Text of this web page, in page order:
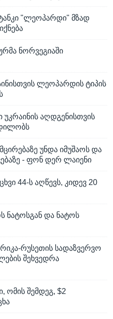
"ლეოპარდი" მზად
ნორვეგიაში
ლეოპარდის ტიპის
უკრაინის აღდგენისთვის
უნდა იმუშაოს და
- ფონ დერ ლაიენი
44-ს აღწევს, კიდევ 20
ნატოსგან და ნატოს
რუსეთის სადაზვერვო
შეხვედრა
ომის შემდეგ, $2